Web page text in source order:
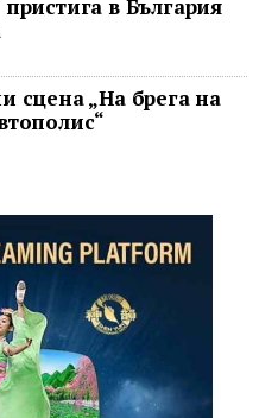
в България
сцена „На брега на